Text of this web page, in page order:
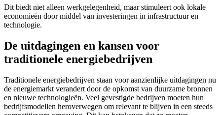
Dit biedt niet alleen werkgelegenheid, maar stimuleert ook lokale
economieën door middel van investeringen in infrastructuur en
technologie.
De uitdagingen en kansen voor
traditionele energiebedrijven
Traditionele energiebedrijven staan voor aanzienlijke uitdagingen nu
de energiemarkt verandert door de opkomst van duurzame bronnen
en nieuwe technologieën. Veel gevestigde bedrijven moeten hun
bedrijfsmodellen heroverwegen om relevant te blijven in een steeds